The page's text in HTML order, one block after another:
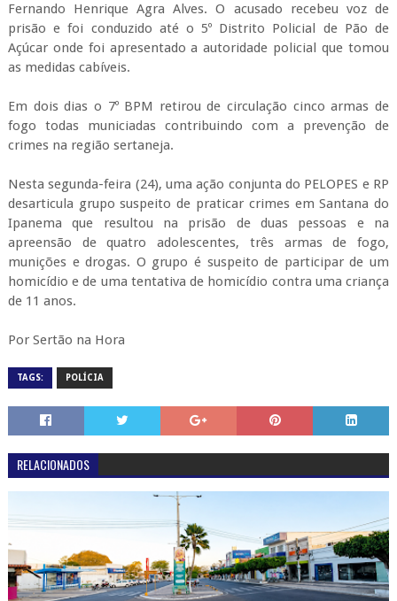
Fernando Henrique Agra Alves. O acusado recebeu voz de
prisão e foi conduzido até o 5º Distrito Policial de Pão de
Açúcar onde foi apresentado a autoridade policial que tomou
as medidas cabíveis.
Em dois dias o 7º BPM retirou de circulação cinco armas de
fogo todas municiadas contribuindo com a prevenção de
crimes na região sertaneja.
Nesta segunda-feira (24), uma ação conjunta do PELOPES e RP
desarticula grupo suspeito de praticar crimes em Santana do
Ipanema que resultou na prisão de duas pessoas e na
apreensão de quatro adolescentes, três armas de fogo,
munições e drogas. O grupo é suspeito de participar de um
homicídio e de uma tentativa de homicídio contra uma criança
de 11 anos.
Por Sertão na Hora
TAGS: POLÍCIA
RELACIONADOS